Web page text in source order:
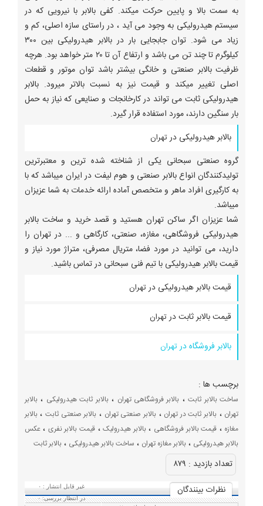
به سمت بالا و پایین حرکت میکند. کفی بالابر با نیرویی که در
سیستم هیدرولیکی به وجود می آید ، در راستای سازه اصلی، کم و
زیاد می شود. توان جابجایی بار در بالابر هیدرولیکی بین ۳۰۰
کیلوگرم تا چند تن می باشد و ارتفاع آن تا ۲۰ متر خواهد بود. هرچه
ظرفیت بالابر صنعتی و خانگی بیشتر باشد توان موتور و قطعات
اصلی تغییر میکند و قیمت نیز به نسبت بالاتر میرود. بالابر
هیدرولیکی ثابت می تواند در کارخانجات و صنایعی که نیاز به حمل
بار سنگین دارند، مورد استفاده قرار گیرد.
بالابر هیدرولیکی درتهران
گروه صنعتی سبحانی یکی از شناخته شده ‎ترین و معتبرترین
تولیدکنندگان انواع بالابر صنعتی و هوم لیفت در ایران میباشد که با
به کارگیری افراد ماهر و متخصص آماده ارائه خدمات به شما عزیزان
میباشد.
شما عزیزان اگر ساکن تهران هستید و قصد خرید و ساخت بالابر
هیدرولیکی فروشگاهی، مغازه، صنعتی، کارگاهی و ... در تهران را
دارید، می توانید در مورد فضا، متریال مصرفی، متراژ مورد نیاز و
قیمت بالابر هیدرولیکی با تیم فنی سبحانی در تماس باشید.
قیمت بالابر هیدرولیکی درتهران
قیمت بالابر ثابت درتهران
بالابر فروشگاه درتهران
برچسب ها :
ساخت بالابر ثابت، بالابر فروشگاهی تهران ،بالابر ثابت هیدرولیکی ،بالابر
تهران ، بالابر ثابت در تهران ،بالابر صنعتی تهران ، بالابر صنعتی ثابت ،بالابر
مغازه ، قیمت بالابر فروشگاهی ،بالابر هیدرولیک، قیمت بالابر نفری ،عکس
بالابر هیدرولیکی ، بالابر مغازه تهران ، ساخت بالابر هیدرولیکی ، بالابر ثابت
تعداد بازديد : ۸۷۹
نظرات بينندگان
غیر قابل انتشار : ۰
در انتظار بررسی:۰